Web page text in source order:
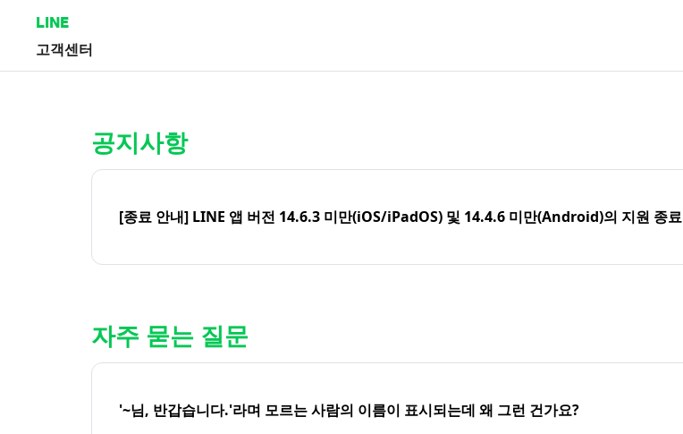
LINE
고객센터
공지사항
[종료 안내] LINE 앱 버전 14.6.3 미만(iOS/iPadOS) 및 14.4.6 미만(Android)의 지원 종료
자주 묻는 질문
'~님, 반갑습니다.'라며 모르는 사람의 이름이 표시되는데 왜 그런 건가요?